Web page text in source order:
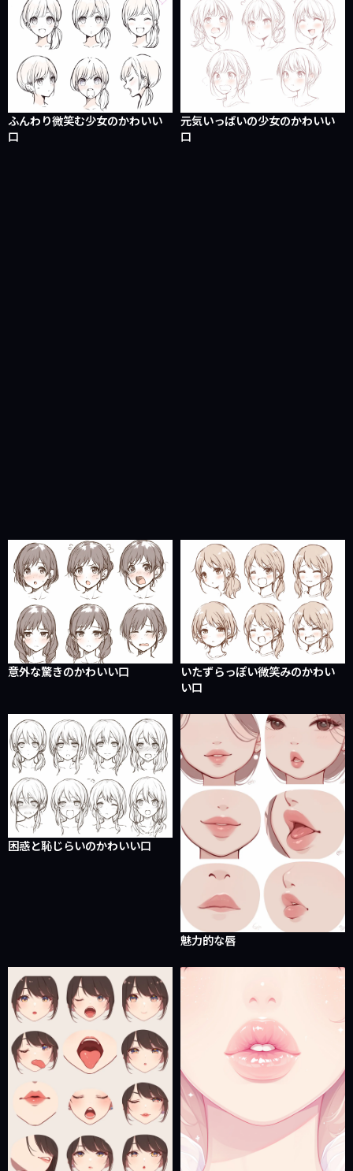
ふんわり微笑む少女のかわいい
口
元気いっぱいの少女のかわいい
口
意外な驚きのかわいい口
いたずらっぽい微笑みのかわい
い口
困惑と恥じらいのかわいい口
魅力的な唇